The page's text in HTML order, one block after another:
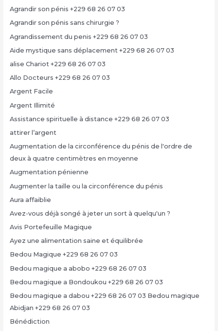
Agrandir son pénis +229 68 26 07 03
Agrandir son pénis sans chirurgie ?
Agrandissement du penis +229 68 26 07 03
Aide mystique sans déplacement +229 68 26 07 03
alise Chariot +229 68 26 07 03
Allo Docteurs +229 68 26 07 03
Argent Facile
Argent Illimité
Assistance spirituelle à distance +229 68 26 07 03
attirer l’argent
Augmentation de la circonférence du pénis de l'ordre de
deux à quatre centimètres en moyenne
Augmentation pénienne
Augmenter la taille ou la circonférence du pénis
Aura affaiblie
Avez-vous déjà songé à jeter un sort à quelqu'un ?
Avis Portefeuille Magique
Ayez une alimentation saine et équilibrée
Bedou Magique +229 68 26 07 03
Bedou magique a abobo +229 68 26 07 03
Bedou magique a Bondoukou +229 68 26 07 03
Bedou magique a dabou +229 68 26 07 03 Bedou magique
Abidjan +229 68 26 07 03
Bénédiction